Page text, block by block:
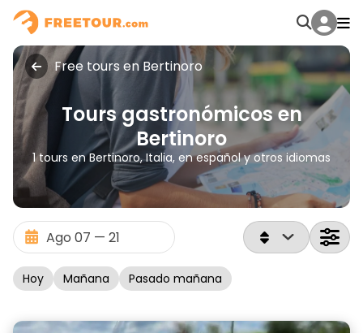
Free tours en Bertinoro
Tours gastronómicos en
Bertinoro
1 tours en Bertinoro, Italia, en español y otros idiomas
Hoy Mañana Pasado mañana